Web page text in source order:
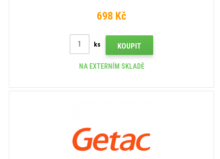
698 Kč
ks KOUPIT
NA EXTERNÍM SKLADĚ